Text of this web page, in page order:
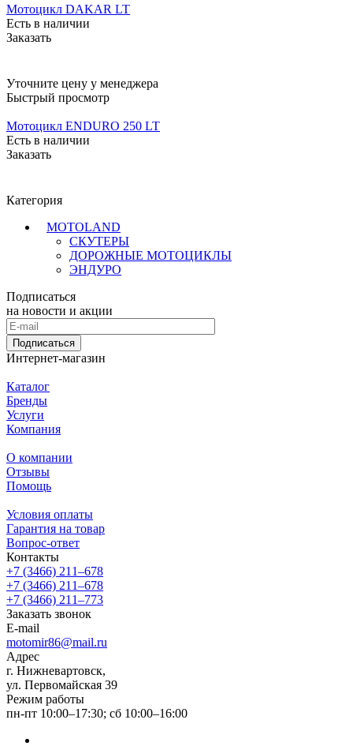
Мотоцикл DAKAR LT
Есть в наличии
Заказать
Уточните цену у менеджера
Быстрый просмотр
Мотоцикл ENDURO 250 LT
Есть в наличии
Заказать
Категория
MOTOLAND
СКУТЕРЫ
ДОРОЖНЫЕ МОТОЦИКЛЫ
ЭНДУРО
Подписаться
на новости и акции
Подписаться
Интернет-магазин
Каталог
Бренды
Услуги
Компания
О компании
Отзывы
Помощь
Условия оплаты
Гарантия на товар
Вопрос-ответ
Контакты
+7 (3466) 211‒678
+7 (3466) 211‒678
+7 (3466) 211‒773
Заказать звонок
E-mail
motomir86@mail.ru
Адрес
г. Нижневартовск,
ул. Первомайская 39
Режим работы
пн-пт 10:00–17:30; сб 10:00–16:00